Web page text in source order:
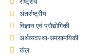
अंतर्राष्ट्रीय
विज्ञान एवं प्रौद्योगिकी
अर्थव्यवस्था-समसामयिकी
खेल